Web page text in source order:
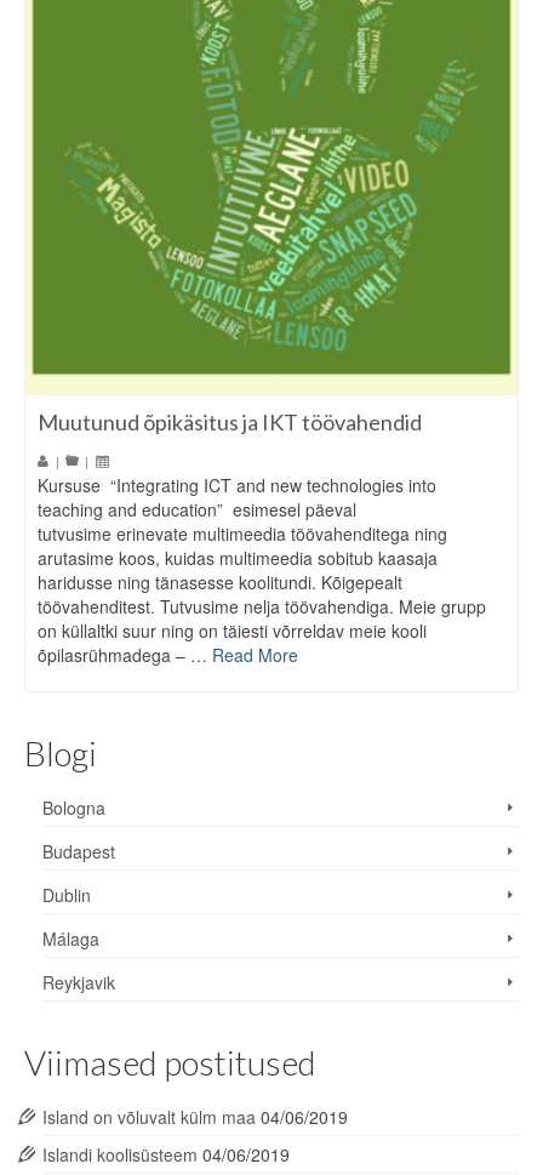
Muutunud õpikäsitus ja IKT töövahendid
| |
Kursuse “Integrating ICT and new technologies into
teaching and education” esimesel päeval
tutvusime erinevate multimeedia töövahenditega ning
arutasime koos, kuidas multimeedia sobitub kaasaja
haridusse ning tänasesse koolitundi. Kõigepealt
töövahenditest. Tutvusime nelja töövahendiga. Meie grupp
on küllaltki suur ning on täiesti võrreldav meie kooli
õpilasrühmadega – … Read More
Blogi
Bologna
Budapest
Dublin
Málaga
Reykjavik
Viimased postitused
Island on võluvalt külm maa 04/06/2019
Islandi koolisüsteem 04/06/2019